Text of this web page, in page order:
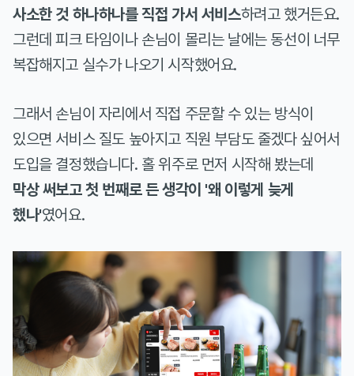
사소한 것 하나하나를 직접 가서 서비스하려고 했거든요.
그런데 피크 타임이나 손님이 몰리는 날에는 동선이 너무
복잡해지고 실수가 나오기 시작했어요.
그래서 손님이 자리에서 직접 주문할 수 있는 방식이
있으면 서비스 질도 높아지고 직원 부담도 줄겠다 싶어서
도입을 결정했습니다. 홀 위주로 먼저 시작해 봤는데
막상 써보고 첫 번째로 든 생각이 '왜 이렇게 늦게
했나'였어요.